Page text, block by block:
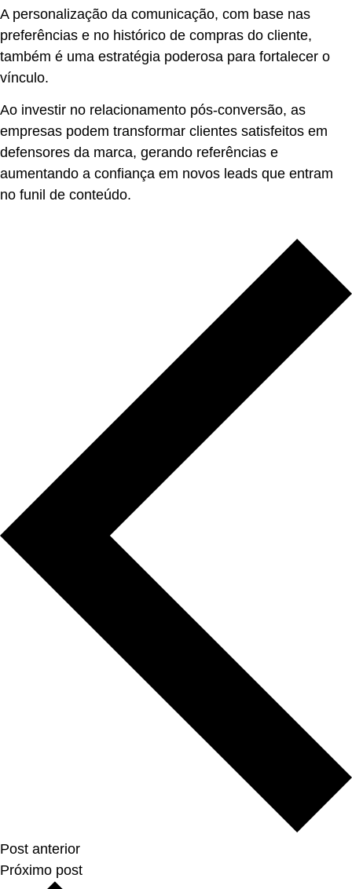
A personalização da comunicação, com base nas
preferências e no histórico de compras do cliente,
também é uma estratégia poderosa para fortalecer o
vínculo.
Ao investir no relacionamento pós-conversão, as
empresas podem transformar clientes satisfeitos em
defensores da marca, gerando referências e
aumentando a confiança em novos leads que entram
no funil de conteúdo.
Post anterior
Próximo post